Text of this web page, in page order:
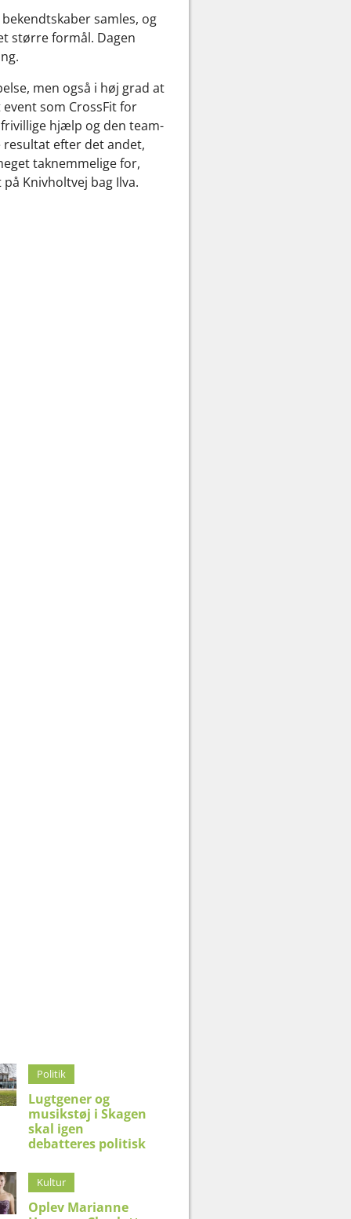
samles, og
større formål. Dagen
men også i høj grad at
som CrossFit for
hjælp og den team-
resultat efter det andet,
taknemmelige for,
Knivholtvej bag Ilva.
Politik
Lugtgener og
musikstøj i Skagen
skal igen
debatteres politisk
Kultur
Oplev Marianne